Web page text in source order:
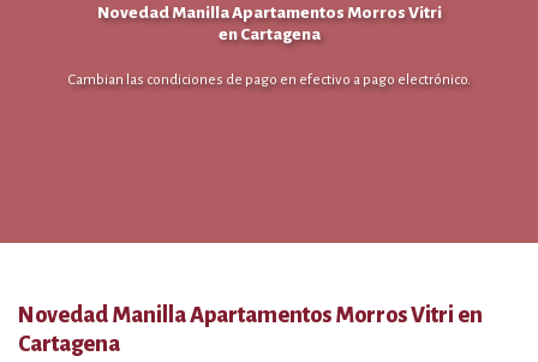
Novedad Manilla Apartamentos Morros Vitri
en Cartagena
Cambian las condiciones de pago en efectivo a pago electrónico.
Novedad Manilla Apartamentos Morros Vitri en
Cartagena